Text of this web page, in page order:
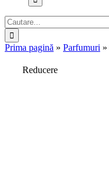
Cautare...
Prima pagină » Parfumuri »
Reducere